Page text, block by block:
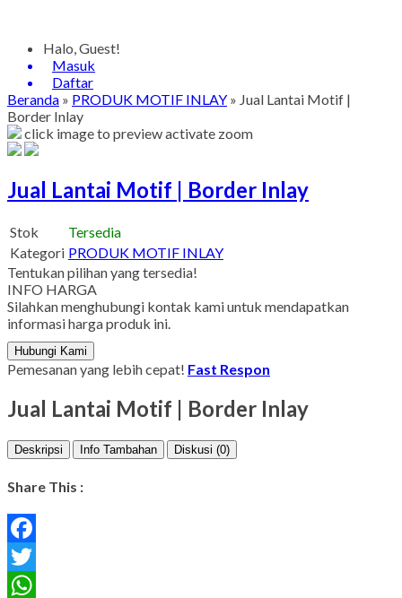
Halo, Guest!
Masuk
Daftar
Beranda » PRODUK MOTIF INLAY » Jual Lantai Motif |
Border Inlay
click image to previewactivate zoom
Jual Lantai Motif | Border Inlay
Stok
Tersedia
Kategori PRODUK MOTIF INLAY
Tentukan pilihan yang tersedia!
INFO HARGA
Silahkan menghubungi kontak kami untuk mendapatkan
informasi harga produk ini.
Hubungi Kami
Pemesanan yang lebih cepat! Fast Respon
Jual Lantai Motif | Border Inlay
Deskripsi Info Tambahan Diskusi (0)
Share This :
Facebook
Twitter